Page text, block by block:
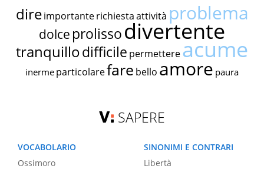
dire importante richiestaattività problema
dolce prolissodivertente
tranquillodifficile permettereacume
inerme particolarefare bello amore paura
SAPERE
VOCABOLARIO
Ossimoro
SINONIMI E CONTRARI
Libertà